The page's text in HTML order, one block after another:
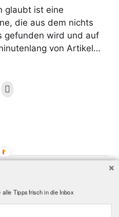
glaubt ist eine
die aus dem nichts
gefunden wird und auf
von Artikel…
Web bykilikoi
Tipps frisch in die Inbox